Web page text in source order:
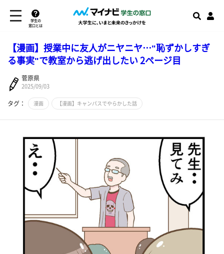
学生の
窓口とは
【漫画】授業中に友人がニヤニヤ…"恥ずかしすぎ
る事実"で教室から逃げ出したい 2ページ目
菅原県
2025/09/03
タグ： 漫画 【漫画】キャンパスでやらかした話